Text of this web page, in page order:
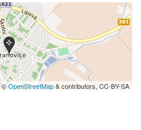
©OpenStreetMap& contributors, CC-BY-SA